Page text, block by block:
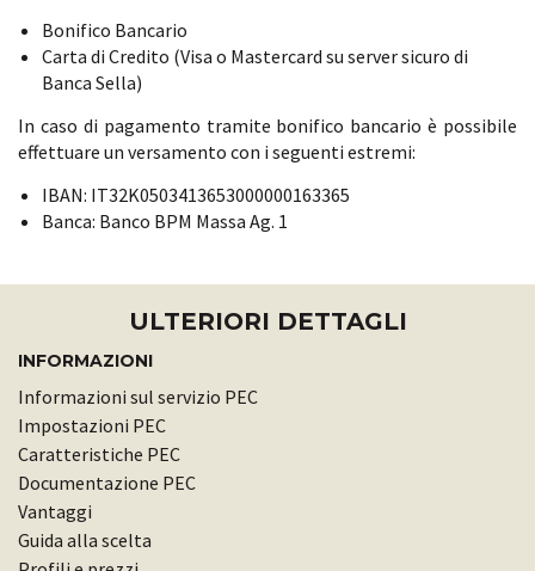
Bonifico Bancario
Carta di Credito (Visa o Mastercard su server sicuro di
Banca Sella)
In caso di pagamento tramite bonifico bancario è possibile
effettuare un versamento con i seguenti estremi:
IBAN: IT32K0503413653000000163365
Banca: Banco BPM Massa Ag. 1
ULTERIORI DETTAGLI
INFORMAZIONI
Informazioni sul servizio PEC
Impostazioni PEC
Caratteristiche PEC
Documentazione PEC
Vantaggi
Guida alla scelta